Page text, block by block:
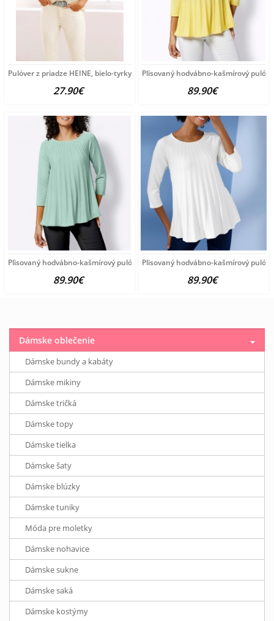
Pulóver z priadze HEINE, bielo-tyrkysový
27.90€
Plisovaný hodvábno-kašmírový
89.90€
Plisovaný hodvábno-kašmírový pulóver vzhľadom Création
89.90€
Plisovaný hodvábno-kašmírový
89.90€
Dámske oblečenie
Dámske bundy a kabáty
Dámske mikiny
Dámske tričká
Dámske topy
Dámske tielka
Dámske šaty
Dámske blúzky
Dámske tuniky
Móda pre moletky
Dámske nohavice
Dámske sukne
Dámske saká
Dámske kostýmy